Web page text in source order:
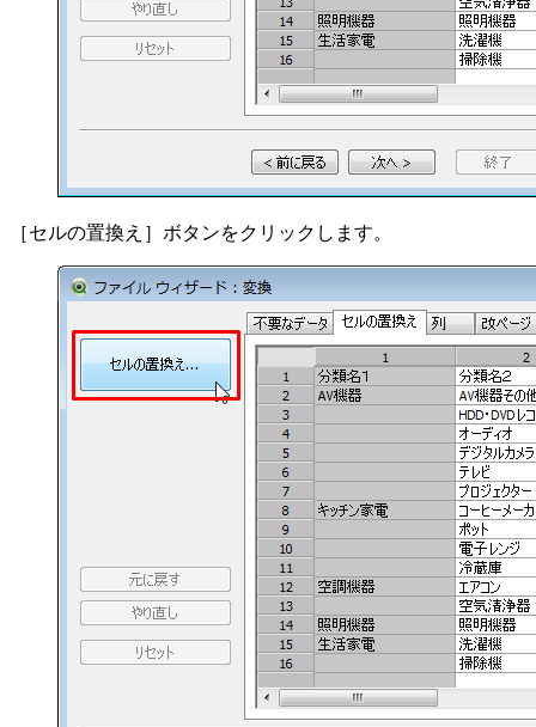
［セルの置換え］ボタンをクリックします。